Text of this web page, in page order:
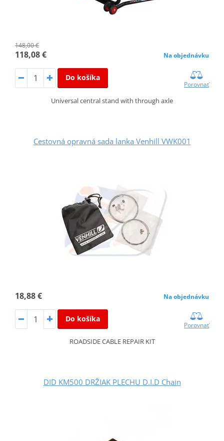
148,00 €
118,08 € Na objednávku
Do košíka
Porovnať
Universal central stand with through axle
Cestovná opravná sada lanka Venhill VWK001
18,88 € Na objednávku
Do košíka
Porovnať
ROADSIDE CABLE REPAIR KIT
DID KM500 DRŽIAK PLECHU D.I.D Chain